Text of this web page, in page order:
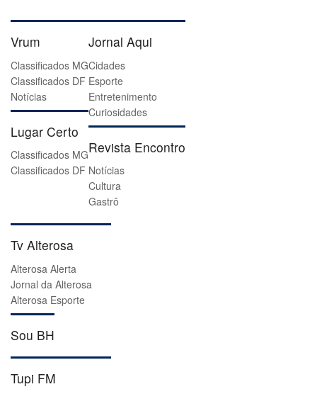
Vrum
Classificados MG
Classificados DF
Notícias
Lugar Certo
Classificados MG
Classificados DF
Jornal Aqui
Cidades
Esporte
Entretenimento
Curiosidades
Revista Encontro
Notícias
Cultura
Gastrô
Tv Alterosa
Alterosa Alerta
Jornal da Alterosa
Alterosa Esporte
Sou BH
Tupi FM